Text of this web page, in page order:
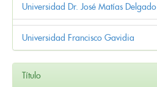
Universidad Dr. José Matías Delgado
Universidad Francisco Gavidia
Título